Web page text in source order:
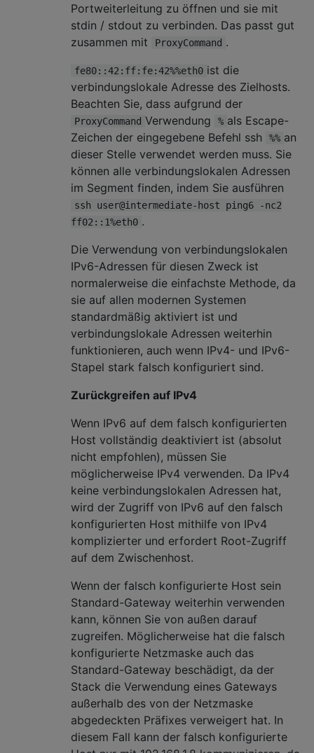
Portweiterleitung zu öffnen und sie mit
stdin / stdout zu verbinden. Das passt gut
zusammen mit
ProxyCommand .
fe80::42:ff:fe:42%%eth0 ist die
verbindungslokale Adresse des Zielhosts.
Beachten Sie, dass aufgrund der
ProxyCommand Verwendung % als Escape-
Zeichen der eingegebene Befehl ssh
%% an
dieser Stelle verwendet werden muss. Sie
können alle verbindungslokalen Adressen
im Segment finden, indem Sie ausführen
ssh user@intermediate-host ping6 -nc2
ff02::1%eth0 .
Die Verwendung von verbindungslokalen
IPv6-Adressen für diesen Zweck ist
normalerweise die einfachste Methode, da
sie auf allen modernen Systemen
standardmäßig aktiviert ist und
verbindungslokale Adressen weiterhin
funktionieren, auch wenn IPv4- und IPv6-
Stapel stark falsch konfiguriert sind.
Zurückgreifen auf IPv4
Wenn IPv6 auf dem falsch konfigurierten
Host vollständig deaktiviert ist (absolut
nicht empfohlen), müssen Sie
möglicherweise IPv4 verwenden. Da IPv4
keine verbindungslokalen Adressen hat,
wird der Zugriff von IPv6 auf den falsch
konfigurierten Host mithilfe von IPv4
komplizierter und erfordert Root-Zugriff
auf dem Zwischenhost.
Wenn der falsch konfigurierte Host sein
Standard-Gateway weiterhin verwenden
kann, können Sie von außen darauf
zugreifen. Möglicherweise hat die falsch
konfigurierte Netzmaske auch das
Standard-Gateway beschädigt, da der
Stack die Verwendung eines Gateways
außerhalb des von der Netzmaske
abgedeckten Präfixes verweigert hat. In
diesem Fall kann der falsch konfigurierte